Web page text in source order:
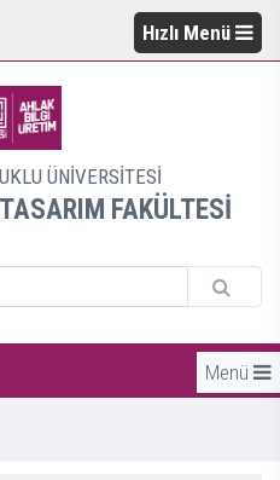
Hızlı Menü
ÜNİVERSİTESİ
FAKÜLTESİ
Menü